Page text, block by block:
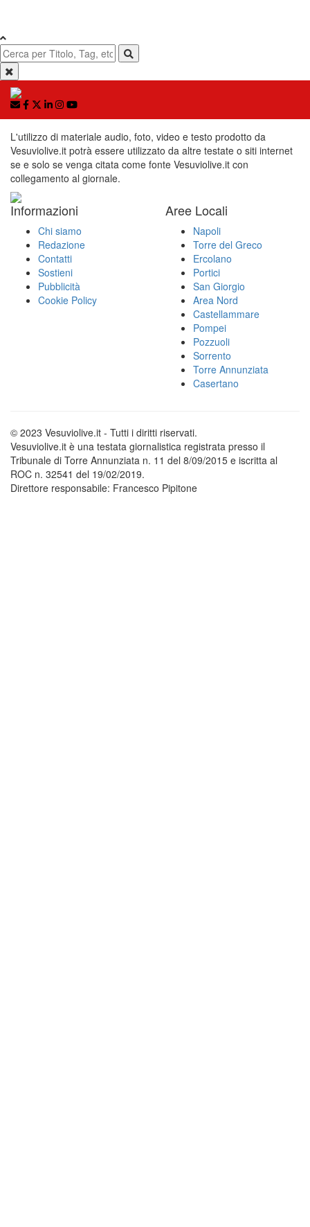
L'utilizzo di materiale audio, foto, video e testo prodotto da
Vesuviolive.it potrà essere utilizzato da altre testate o siti internet
se e solo se venga citata come fonte Vesuviolive.it con
collegamento al giornale.
Informazioni
Chi siamo
Redazione
Contatti
Sostieni
Pubblicità
Cookie Policy
Aree Locali
Napoli
Torre del Greco
Ercolano
Portici
San Giorgio
Area Nord
Castellammare
Pompei
Pozzuoli
Sorrento
Torre Annunziata
Casertano
© 2023 Vesuviolive.it - Tutti i diritti riservati.
Vesuviolive.it è una testata giornalistica registrata presso il
Tribunale di Torre Annunziata n. 11 del 8/09/2015 e iscritta al
ROC n. 32541 del 19/02/2019.
Direttore responsabile: Francesco Pipitone